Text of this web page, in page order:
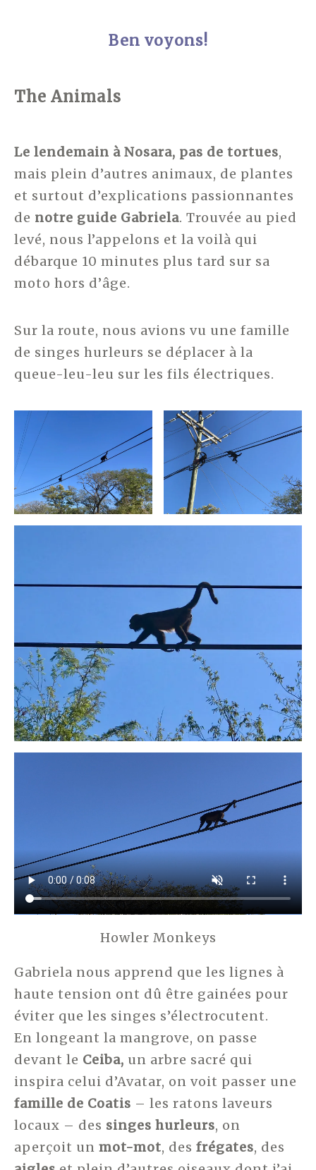
Ben voyons!
The Animals
Le lendemain à Nosara, pas de tortues,
mais plein d’autres animaux, de plantes
et surtout d’explications passionnantes
de notre guide Gabriela. Trouvée au pied
levé, nous l’appelons et la voilà qui
débarque 10 minutes plus tard sur sa
moto hors d’âge.
Sur la route, nous avions vu une famille
de singes hurleurs se déplacer à la
queue-leu-leu sur les fils électriques.
Howler Monkeys
Gabriela nous apprend que les lignes à
haute tension ont dû être gainées pour
éviter que les singes s’électrocutent.
En longeant la mangrove, on passe
devant le Ceiba, un arbre sacré qui
inspira celui d’Avatar, on voit passer une
famille de Coatis – les ratons laveurs
locaux – des singes hurleurs, on
aperçoit un mot-mot, des frégates, des